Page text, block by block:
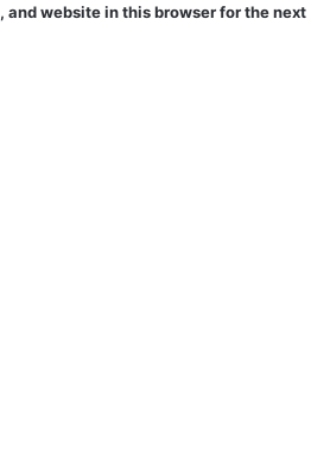
and website in this browser for the next